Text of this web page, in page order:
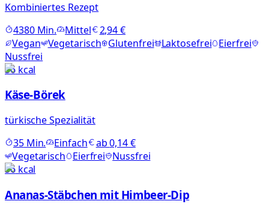
Kombiniertes Rezept
4380Min. Mittel
2,94 €
Vegan Vegetarisch Glutenfrei Laktosefrei Eierfrei
Nussfrei
36kcal
Käse-Börek
türkische Spezialität
35Min. Einfach ab0,14 €
Vegetarisch
Eierfrei
Nussfrei
56kcal
Ananas-Stäbchen mit Himbeer-Dip